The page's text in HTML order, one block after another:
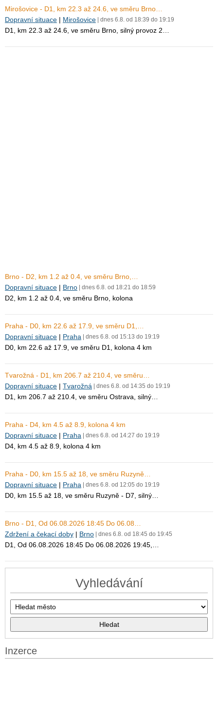
Mirošovice - D1, km 22.3 až 24.6, ve směru Brno…
Dopravní situace | Mirošovice | dnes 6.8. od 18:39 do 19:19
D1, km 22.3 až 24.6, ve směru Brno, silný provoz 2…
Brno - D2, km 1.2 až 0.4, ve směru Brno,…
Dopravní situace | Brno | dnes 6.8. od 18:21 do 18:59
D2, km 1.2 až 0.4, ve směru Brno, kolona
Praha - D0, km 22.6 až 17.9, ve směru D1,…
Dopravní situace | Praha | dnes 6.8. od 15:13 do 19:19
D0, km 22.6 až 17.9, ve směru D1, kolona 4 km
Tvarožná - D1, km 206.7 až 210.4, ve směru…
Dopravní situace | Tvarožná | dnes 6.8. od 14:35 do 19:19
D1, km 206.7 až 210.4, ve směru Ostrava, silný…
Praha - D4, km 4.5 až 8.9, kolona 4 km
Dopravní situace | Praha | dnes 6.8. od 14:27 do 19:19
D4, km 4.5 až 8.9, kolona 4 km
Praha - D0, km 15.5 až 18, ve směru Ruzyně…
Dopravní situace | Praha | dnes 6.8. od 12:05 do 19:19
D0, km 15.5 až 18, ve směru Ruzyně - D7, silný…
Brno - D1, Od 06.08.2026 18:45 Do 06.08…
Zdržení a čekací doby | Brno | dnes 6.8. od 18:45 do 19:45
D1, Od 06.08.2026 18:45 Do 06.08.2026 19:45,…
Vyhledávání
Inzerce